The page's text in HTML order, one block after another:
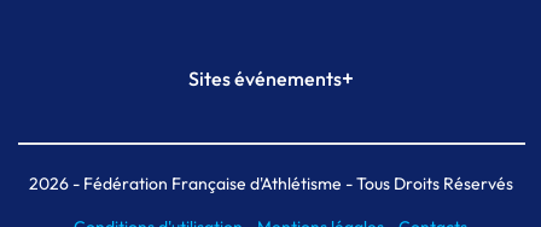
Plateforme Formation
Sites événements+
Meeting de Paris indoor
MAIF Ekiden de Paris
2026- Fédération Française d'Athlétisme - Tous Droits Réservés